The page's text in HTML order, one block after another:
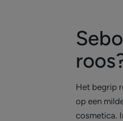
Het begrip
op een
cosmetica.